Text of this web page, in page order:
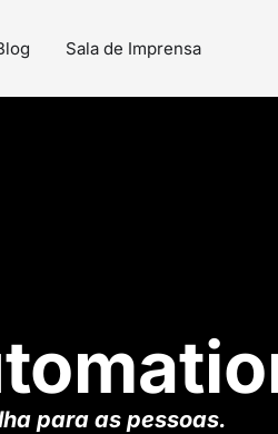
Sala de Imprensa
para as pessoas.